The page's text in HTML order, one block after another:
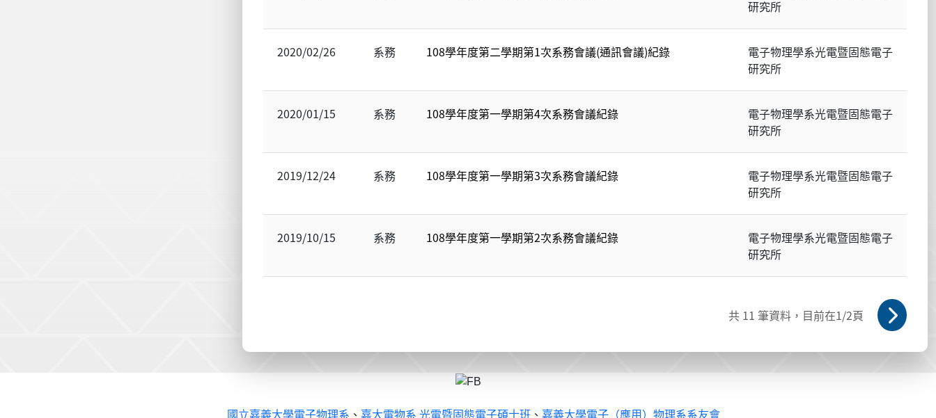
研究所
2020/02/26 系務 108學年度第二學期第1次系務會議(通訊會議)紀錄
電子物理學系光電暨固態電子
研究所
2020/01/15 系務 108學年度第一學期第4次系務會議紀錄
電子物理學系光電暨固態電子
研究所
2019/12/24 系務 108學年度第一學期第3次系務會議紀錄
電子物理學系光電暨固態電子
研究所
2019/10/15 系務 108學年度第一學期第2次系務會議紀錄
電子物理學系光電暨固態電子
研究所
共 11 筆資料，目前在1/2頁
國立嘉義大學電子物理系 、 嘉大電物系 光電暨固態電子碩士班 、 嘉義大學電子（應用）物理系系友會